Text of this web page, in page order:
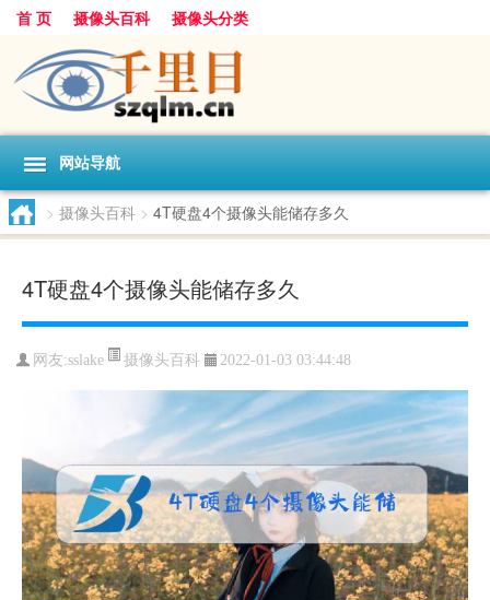
首 页 摄像头百科 摄像头分类
网站导航
> 摄像头百科 > 4T硬盘4个摄像头能储存多久
4T硬盘4个摄像头能储存多久
网友:sslake 摄像头百科 2022-01-03 03:44:48